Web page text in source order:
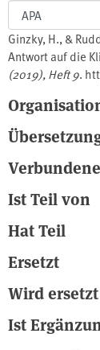
Ginzky, H., &
Antwort auf die
(2019), Heft 9.
Ist Teil von
Hat Teil
Ersetzt
Wird
Ist